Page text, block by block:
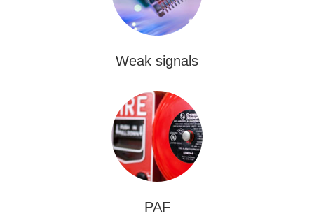
Weak signals
PAF